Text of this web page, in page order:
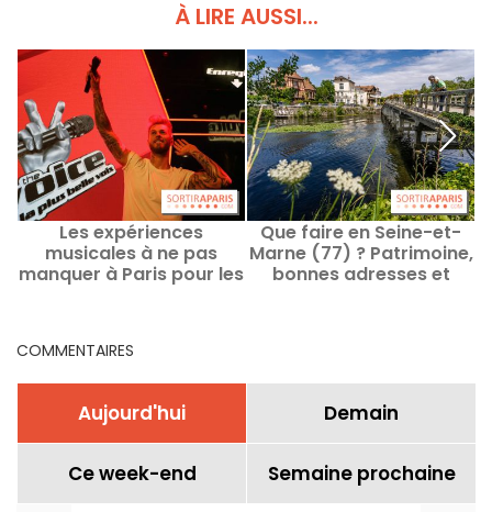
À LIRE AUSSI...
Les expériences
musicales à ne pas
manquer à Paris pour les
Que faire en Seine-et-
Marne (77) ? Patrimoine,
bonnes adresses et
COMMENTAIRES
Aujourd'hui Demain
Ce week-end Semaine prochaine